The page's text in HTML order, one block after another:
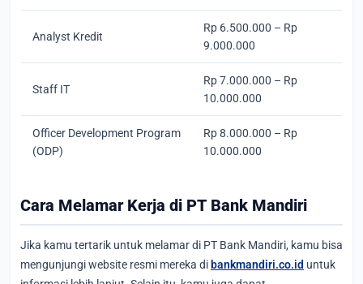
Analyst Kredit
Rp 6.500.000 – Rp
9.000.000
Staff IT
Rp 7.000.000 – Rp
10.000.000
Officer Development Program
(ODP)
Rp 8.000.000 – Rp
10.000.000
Cara Melamar Kerja di PT Bank Mandiri
Jika kamu tertarik untuk melamar di PT Bank Mandiri, kamu bisa
mengunjungi website resmi mereka dibankmandiri.co.id untuk